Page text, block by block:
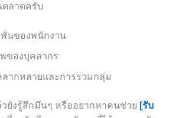
ตลาดครับ
พันของพนักงาน
ของบุคลากร
ากหลายและการรวมกลุ่ม
ยังรู้สึกมึนๆ หรืออยากหาคนช่วย [รับ